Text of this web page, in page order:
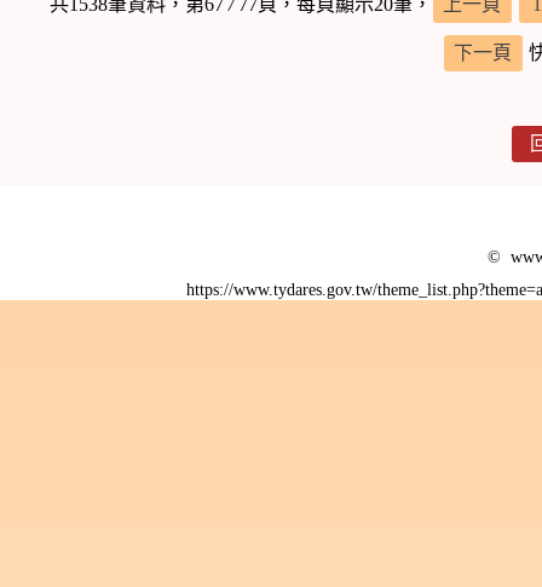
下一頁
©
https://www.tydares.gov.tw/